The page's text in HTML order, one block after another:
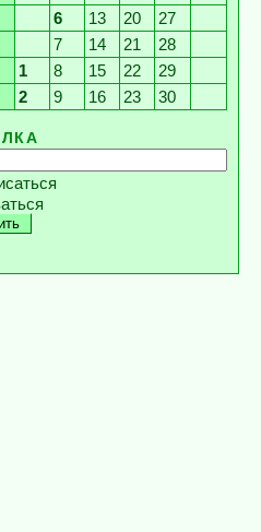
6 13 20
27
7 14 21
28
1 8 15 22
29
2 9 16 23 30